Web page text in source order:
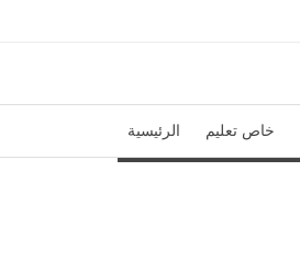
الرئيسية خاص تعليم